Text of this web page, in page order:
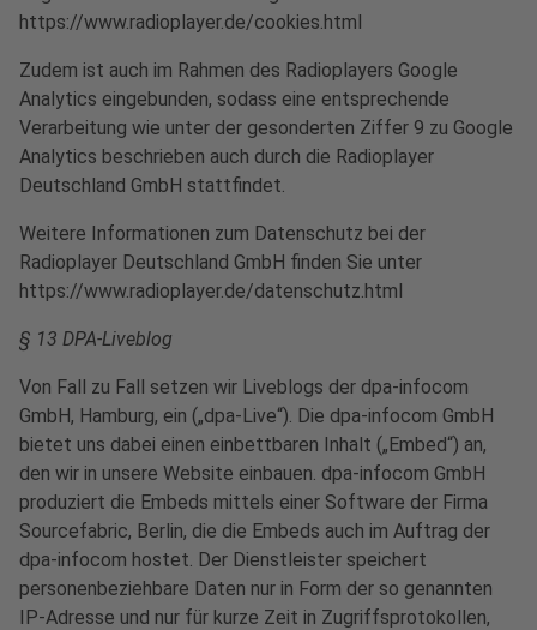
https://www.radioplayer.de/cookies.html
Zudem ist auch im Rahmen des Radioplayers Google
Analytics eingebunden, sodass eine entsprechende
Verarbeitung wie unter der gesonderten Ziffer 9 zu Google
Analytics beschrieben auch durch die Radioplayer
Deutschland GmbH stattfindet.
Weitere Informationen zum Datenschutz bei der
Radioplayer Deutschland GmbH finden Sie unter
https://www.radioplayer.de/datenschutz.html
§ 13 DPA-Liveblog
Von Fall zu Fall setzen wir Liveblogs der dpa-infocom
GmbH, Hamburg, ein („dpa-Live“). Die dpa-infocom GmbH
bietet uns dabei einen einbettbaren Inhalt („Embed“) an,
den wir in unsere Website einbauen. dpa-infocom GmbH
produziert die Embeds mittels einer Software der Firma
Sourcefabric, Berlin, die die Embeds auch im Auftrag der
dpa-infocom hostet. Der Dienstleister speichert
personenbeziehbare Daten nur in Form der so genannten
IP-Adresse und nur für kurze Zeit in Zugriffsprotokollen,